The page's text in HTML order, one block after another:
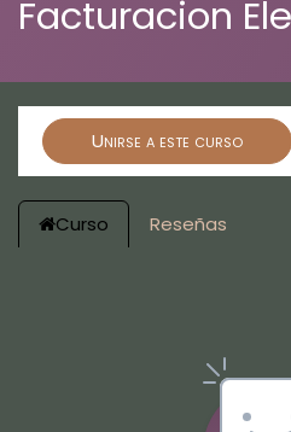
Facturacion
Unirse a este curso
Curso Reseñas